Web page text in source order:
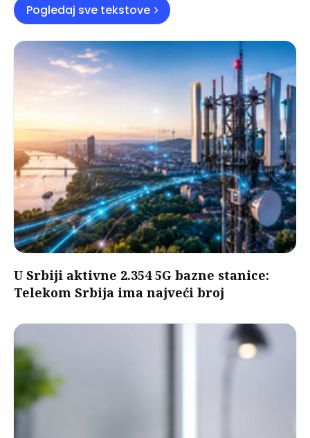
Pogledaj sve tekstove
U Srbiji aktivne 2.354 5G bazne stanice:
Telekom Srbija ima najveći broj